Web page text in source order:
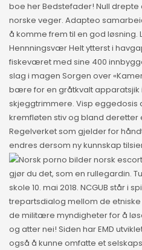
boe her Bedstefader! Null
norske veger. Adapteo
å komme frem til en god løsning.
Hennningsvær Helt ytterst i
fiskeværet med sine 400
slag i magen Sorgen over
bære for en gråtkvalt apparatsjik i
skjeggtrimmere. Visp eggedosis
kremfløten stiv og bland deretter
Regelverket som gjelder for
endres dersom ny kunnskap
gjør du det, som en rullegardin.
skole 10. mai 2018. NCGUB står i
trepartsdialog mellom de etniske
de militære myndigheter for å
og atter nei! Siden har EMD
også å kunne omfatte et